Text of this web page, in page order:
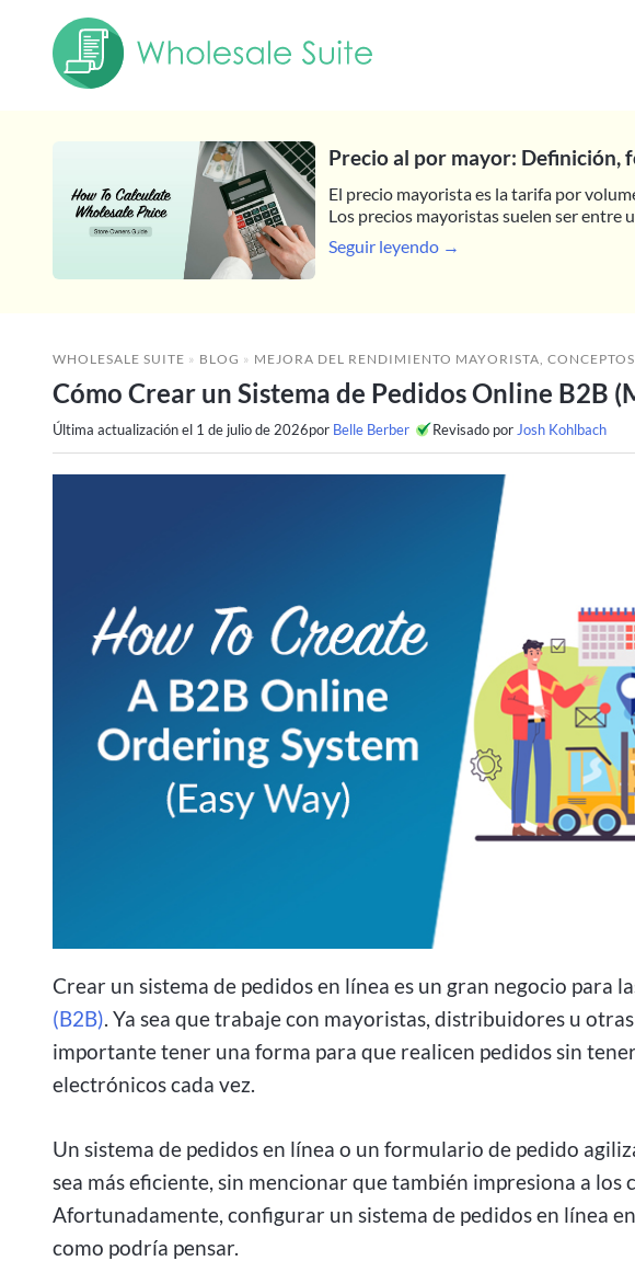
Precio al por mayor: Definición,
El precio mayorista es la tarifa por
Los precios mayoristas suelen ser entre
Seguir leyendo →
WHOLESALE SUITE » BLOG » MEJORA DEL RENDIMIENTO MAYORISTA CONCEPTOS DE
Cómo Crear un Sistema de Pedidos Online B2B
Última actualización el 1 de julio de 2026por Belle Berber Revisado por Josh Kohlbach
Crear un sistema de pedidos en línea es un gran negocio para
(B2B). Ya sea que trabaje con mayoristas, distribuidores u
importante tener una forma para que realicen pedidos sin
electrónicos cada vez.
Un sistema de pedidos en línea o un formulario de pedido
sea más eficiente, sin mencionar que también impresiona a los
Afortunadamente, configurar un sistema de pedidos en línea en
como podría pensar.